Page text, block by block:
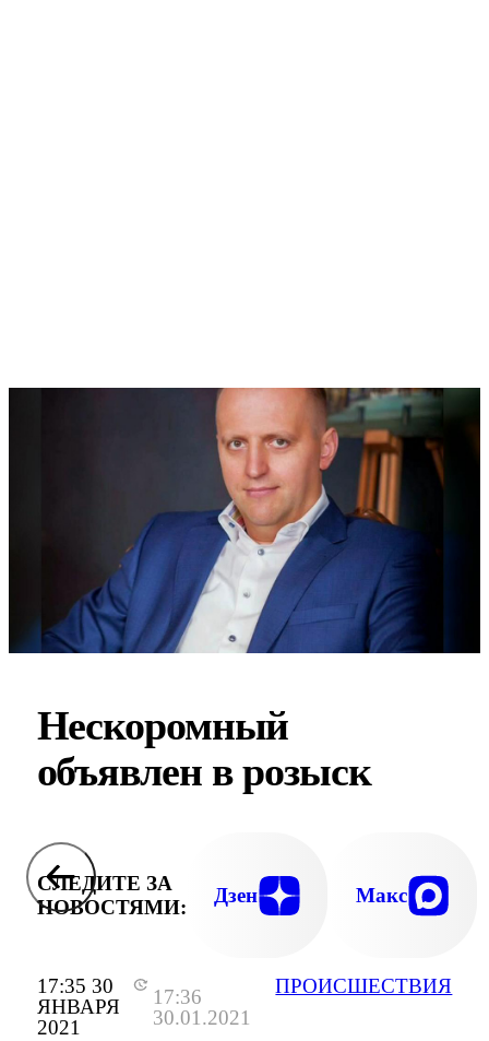
17:35 30
ЯНВАРЯ
2021
17:36
30.01.2021
ПРОИСШЕСТВИЯ
Нескоромный
объявлен в розыск
СЛЕДИТЕ ЗА
НОВОСТЯМИ:
Дзен Макс